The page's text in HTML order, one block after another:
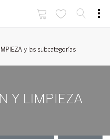
y las subcategorías
Y LIMPIEZA